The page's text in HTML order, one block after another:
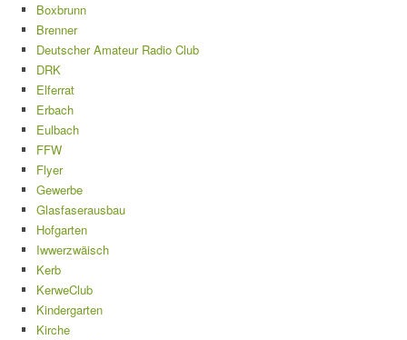
Boxbrunn
Brenner
Deutscher Amateur Radio Club
DRK
Elferrat
Erbach
Eulbach
FFW
Flyer
Gewerbe
Glasfaserausbau
Hofgarten
Iwwerzwäisch
Kerb
KerweClub
Kindergarten
Kirche